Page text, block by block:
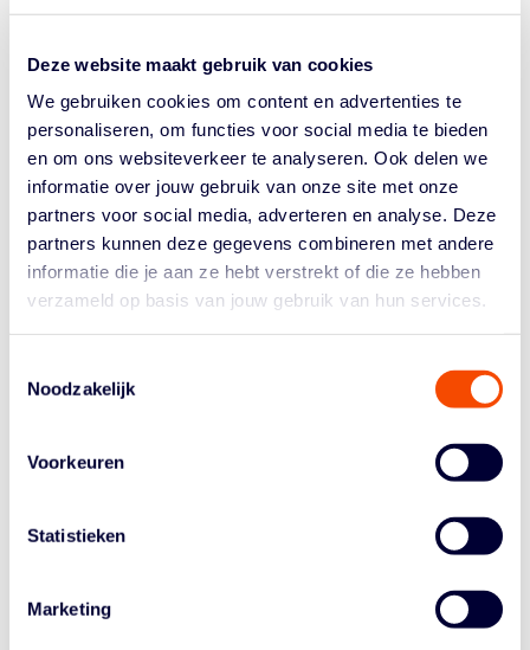
Deze website maakt gebruik van cookies
We gebruiken cookies om content en advertenties te
personaliseren, om functies voor social media te bieden
en om ons websiteverkeer te analyseren. Ook delen we
informatie over jouw gebruik van onze site met onze
partners voor social media, adverteren en analyse. Deze
partners kunnen deze gegevens combineren met andere
informatie die je aan ze hebt verstrekt of die ze hebben
verzameld op basis van jouw gebruik van hun services.
Noodzakelijk
Voorkeuren
Statistieken
Marketing
Samen vormen de 3x3NL Masters en de Endorsed
Hilvarenbeek al het allereerste indoor Endorsed event
georganiseerd door basketbalvereniging Biks Shots.
Eind april zou in Zwanenburg het volgende indoor
Endorsed event plaatsvinden. In overleg met de lokale
organisatie is besloten dit evenement geen doorgang te
laten vinden en te kijken naar een nieuwe datum later in
het jaar.
Op dit moment is de kalender voor het outdoor seizoen
zo goed als rond. De voorbereidingen voor de events
lopen ook gewoon nog door. Door alle ontwikkelingen
zekerheid is dat de evenementen daadwerkelijk door
De organisatoren van de 3x3NL Tour hebben de intentie
worden. Of overige events door kunnen gaan hangt
het coronavirus die komende tijd worden genomen en
wat vanaf 6 april de richtlijnen van de overheid zijn.